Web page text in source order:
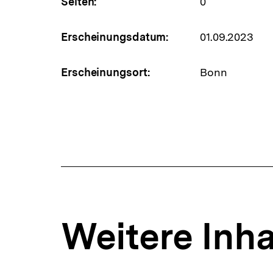
Erscheinungsdatum: 01.09.2023
Erscheinungsort: Bonn
Weitere